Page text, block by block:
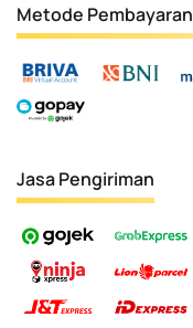
Metode Pembayaran
Jasa Pengiriman